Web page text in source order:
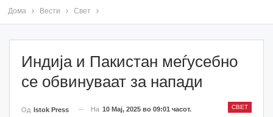
Дома Вести Свет
Индија и Пакистан меѓусебно
се обвинуваат за напади
СВЕТ
Од Istok Press На 10 Мај, 2025 во 09:01 часот.